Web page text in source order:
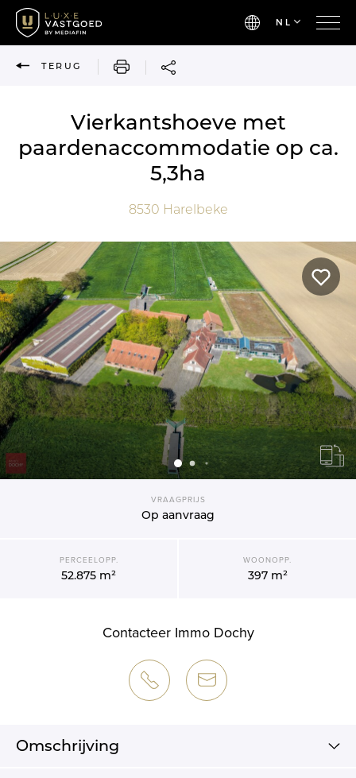
NL
TERUG AFDRUKKEN
Vierkantshoeve met
paardenaccommodatie op ca.
5,3ha
8530 Harelbeke
VRAAGPRIJS
Op aanvraag
PERCEELOPP.
52.875 m²
WOONOPP.
397 m²
Contacteer Immo Dochy
Omschrijving